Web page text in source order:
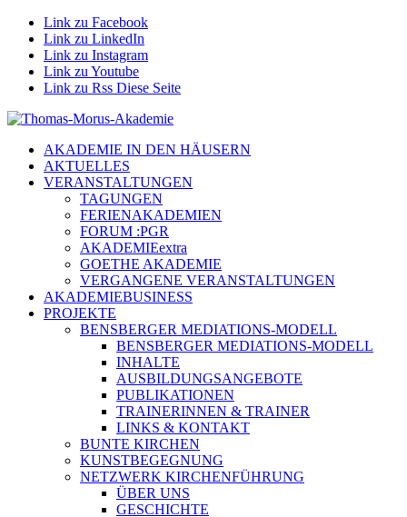
Link zu Facebook
Link zu LinkedIn
Link zu Instagram
Link zu Youtube
Link zu Rss Diese Seite
AKADEMIE IN DEN HÄUSERN
AKTUELLES
VERANSTALTUNGEN
TAGUNGEN
FERIENAKADEMIEN
FORUM :PGR
AKADEMIEextra
GOETHE AKADEMIE
VERGANGENE VERANSTALTUNGEN
AKADEMIEBUSINESS
PROJEKTE
BENSBERGER MEDIATIONS-MODELL
BENSBERGER MEDIATIONS-MODELL
INHALTE
AUSBILDUNGSANGEBOTE
PUBLIKATIONEN
TRAINERINNEN & TRAINER
LINKS & KONTAKT
BUNTE KIRCHEN
KUNSTBEGEGNUNG
NETZWERK KIRCHENFÜHRUNG
ÜBER UNS
GESCHICHTE